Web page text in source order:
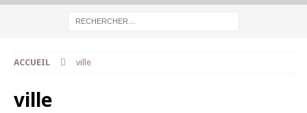
ACCUEIL ville
ville